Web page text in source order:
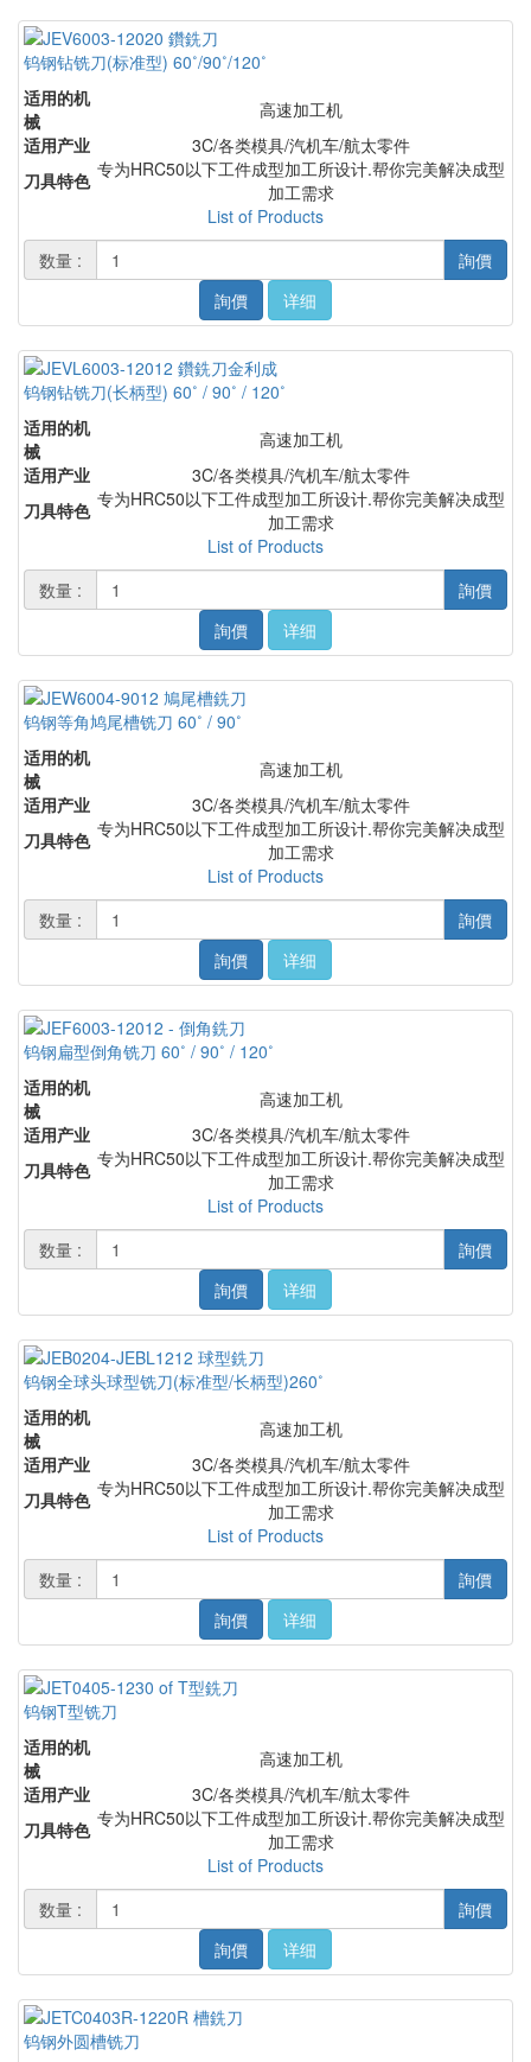
钨钢钻铣刀(标准型) 60˚/90˚/120˚
适用的机
械
高速加工机
适用产业
3C/各类模具/汽机车/航太零件
刀具特色 专为HRC50以下工件成型加工所设计.帮你完美解决成型
加工需求
List of Products
数量 :
詢價
詢價
详细
钨钢钻铣刀(长柄型) 60˚ / 90˚ / 120˚
适用的机
械
高速加工机
适用产业
3C/各类模具/汽机车/航太零件
刀具特色 专为HRC50以下工件成型加工所设计.帮你完美解决成型
加工需求
List of Products
数量 :
詢價
詢價
详细
钨钢等角鸠尾槽铣刀 60˚ / 90˚
适用的机
械
高速加工机
适用产业
3C/各类模具/汽机车/航太零件
刀具特色 专为HRC50以下工件成型加工所设计.帮你完美解决成型
加工需求
List of Products
数量 :
詢價
詢價
详细
钨钢扁型倒角铣刀 60˚ / 90˚ / 120˚
适用的机
械
高速加工机
适用产业
3C/各类模具/汽机车/航太零件
刀具特色 专为HRC50以下工件成型加工所设计.帮你完美解决成型
加工需求
List of Products
数量 :
詢價
詢價
详细
钨钢全球头球型铣刀(标准型/长柄型)260˚
适用的机
械
高速加工机
适用产业
3C/各类模具/汽机车/航太零件
刀具特色 专为HRC50以下工件成型加工所设计.帮你完美解决成型
加工需求
List of Products
数量 :
詢價
詢價
详细
钨钢T型铣刀
适用的机
械
高速加工机
适用产业
3C/各类模具/汽机车/航太零件
刀具特色 专为HRC50以下工件成型加工所设计.帮你完美解决成型
加工需求
List of Products
数量 :
詢價
詢價
详细
钨钢外圆槽铣刀